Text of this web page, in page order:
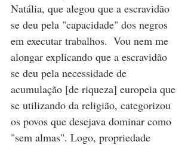
Natália, que alegou que a escravidão
se deu pela "capacidade" dos negros
em executar trabalhos.  Vou nem me
alongar explicando que a escravidão
se deu pela necessidade de
acumulação [de riqueza] europeia que
se utilizando da religião, categorizou
os povos que desejava dominar como
"sem almas". Logo, propriedade